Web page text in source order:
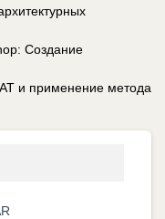
Создание
и применение метода